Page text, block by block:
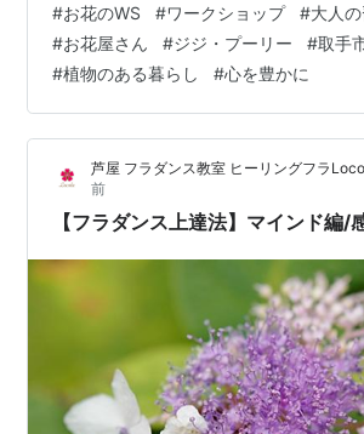
る葬祭場の駐車場)へ行くとその元先輩＆
屋さんをしてました。えっ？？？？？！
前、クレープ屋さんがやりたい。と言っ
かまさかで驚き。三日間のお祭りで(行
「三日間やってたの？」と聞いたら「今
「他のイベントにも出してるの？」「
#お花のWS #ワークショップ #大人
#お花屋さん #ジジ・プーリー #取手
#植物のある暮らし #心を豊かに
芦屋 フラダンス教室 ヒーリングフラ
前
【フラダンス上達法】マインド編/